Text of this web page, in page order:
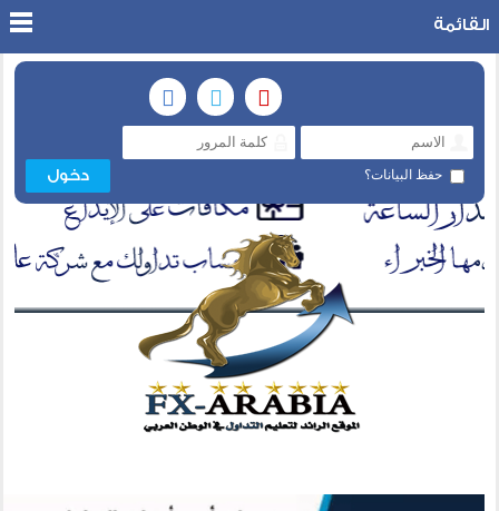
حفظ البيانات؟
القائمة